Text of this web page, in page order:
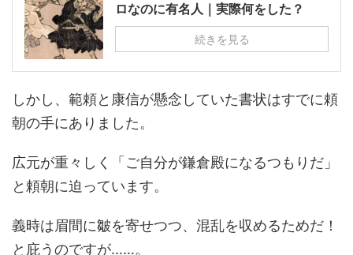
ロなのに有名人｜実際何をした？
続きを見る
しかし、範頼と康信が懸念していた書状はすでに頼
朝の手にありました。
広元が重々しく「ご自分が鎌倉殿になるつもりだ」
と頼朝に迫っています。
義時は眉間に皺を寄せつつ、混乱を収めるためだ！
と庇うのですが……。